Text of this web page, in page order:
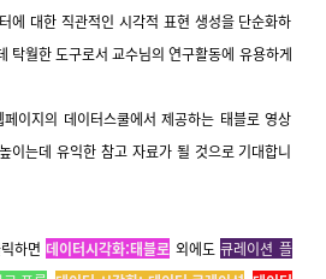
에 대한 직관적인 시각적 표현 생성을 단순화하
탁월한 도구로서 교수님의 연구활동에 유용하게
이지의 데이터스쿨에서 제공하는 태블로 영상
이는데 유익한 참고 자료가 될 것으로 기대합니
하면 데이터시각화:태블로 외에도 큐레이션 플